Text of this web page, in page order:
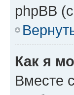
phpBB
Как я
Вместе